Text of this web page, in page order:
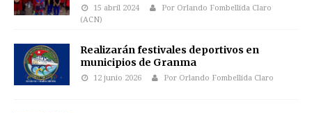
15 abril 2024
Por Orlando Fombellida Claro
(ACN)
Realizarán festivales deportivos en
municipios de Granma
12 junio 2026 Por Orlando Fombellida Claro